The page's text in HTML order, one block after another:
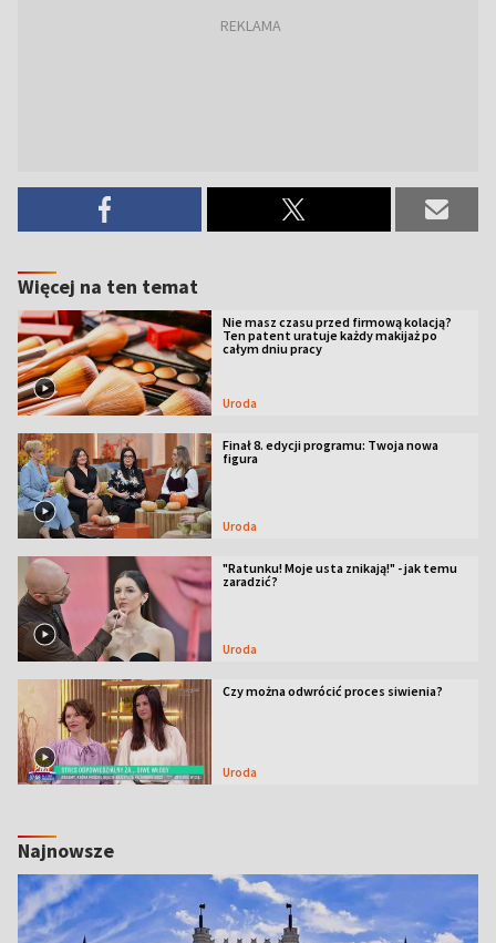
Więcej na ten temat
Nie masz czasu przed firmową kolacją?
Ten patent uratuje każdy makijaż po
całym dniu pracy
Uroda
Finał 8. edycji programu: Twoja nowa
figura
Uroda
"Ratunku! Moje usta znikają!" - jak temu
zaradzić?
Uroda
Czy można odwrócić proces siwienia?
Uroda
Najnowsze